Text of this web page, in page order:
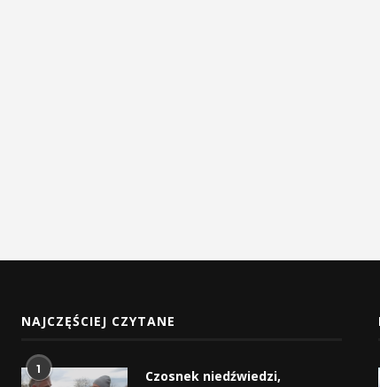
NAJCZĘŚCIEJ CZYTANE
1
Czosnek niedźwiedzi,